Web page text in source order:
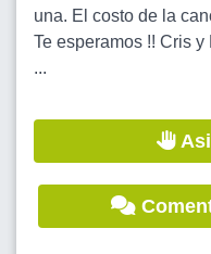
una. El costo de la
Te esperamos !! Cris y
...